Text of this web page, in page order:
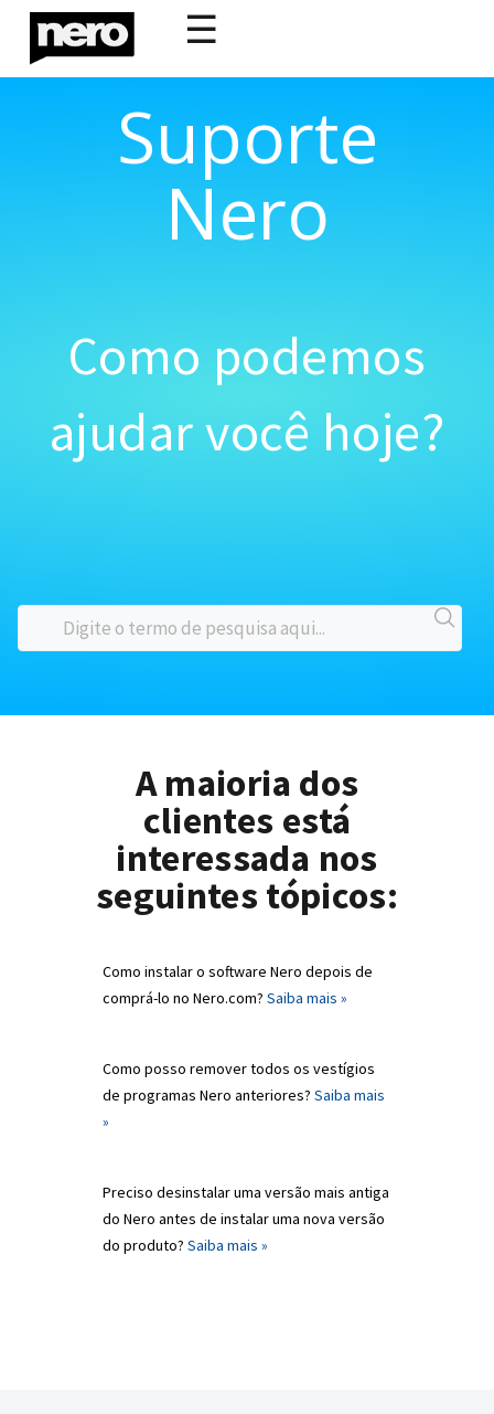
☰
Suporte
Nero
Como podemos
ajudar você hoje?
A maioria dos
clientes está
interessada nos
seguintes tópicos:
Como instalar o software Nero depois de
comprá-lo no Nero.com? Saiba mais »
Como posso remover todos os vestígios
de programas Nero anteriores? Saiba mais
»
Preciso desinstalar uma versão mais antiga
do Nero antes de instalar uma nova versão
do produto? Saiba mais »